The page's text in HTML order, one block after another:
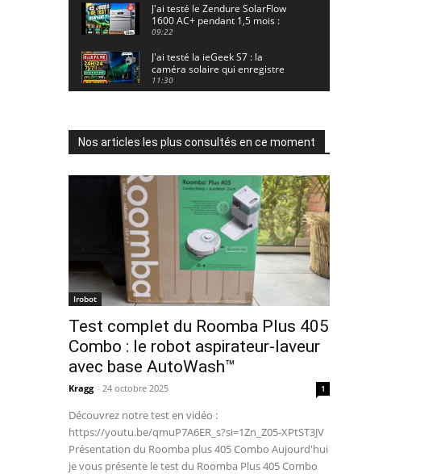
J'ai testé le Zendure SolarFlow
1600 AC+ pendant 1,5 mois :
voici les résultats ! ☀️🔋
09:22
J'ai testé la ieGeek S7 : la
caméra solaire qui enregistre
24/7 grâce à l'AOV ! ☀️📹
11:30
18/07/2026
02:33
Guirlande Guinguette Solaire
puissance en extérieur ? Test
complet
04:38
Aiper Scuba V3 : le meilleur
robot de piscine sans fil ? Mon
test complet !
UGREEN NASync DXP4800 Pro :
le NAS qui va faire trembler
Synology et QNAP ?! (Test
🏆 Sunseeker S4 : le robot
cartographie votre jardin tout
seul.
09:48
DJI Power 1000 Mini : j'ai testé
cette station d'énergie
compacte… elle m'a bluffé !
11:56
Nos articles les plus consultés en ce moment
Irobot
Test complet du Roomba Plus 405
Combo : le robot aspirateur-laveur
avec base AutoWash™
Kragg - 24 octobre 2025 1
Découvrez notre test en vidéo :
https://youtu.be/qmuP7A6ER_s?si=1Zn_Z05-XPtST3JV
Présentation du Roomba plus 405 Combo Aujourd'hui
je vous présente le test du Roomba Plus 405 Combo